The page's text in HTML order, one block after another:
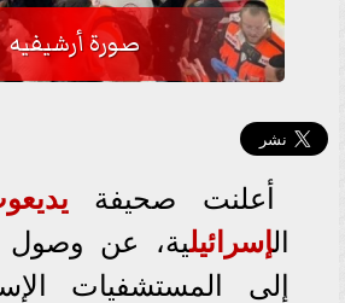
صورة أرشيفيه
أعلنت صحيفة
الإسرائيل
إلى المستشفيات